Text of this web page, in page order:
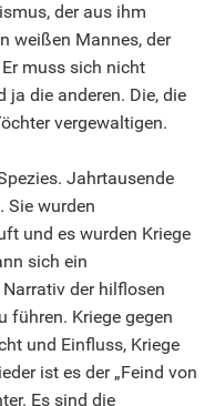
der aus ihm
weißen Mannes, der
muss sich nicht
ja die anderen. Die, die
vergewaltigen.
Jahrtausende
Sie wurden
und es wurden Kriege
sich ein
der hilflosen
führen. Kriege gegen
und Einfluss, Kriege
ist es der „Feind von
Es sind die